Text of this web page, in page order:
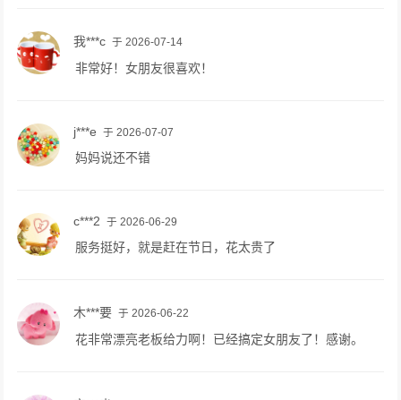
我***c 于 2026-07-14
非常好！女朋友很喜欢！
j***e 于 2026-07-07
妈妈说还不错
c***2 于 2026-06-29
服务挺好，就是赶在节日，花太贵了
木***要 于 2026-06-22
花非常漂亮老板给力啊！已经搞定女朋友了！感谢。